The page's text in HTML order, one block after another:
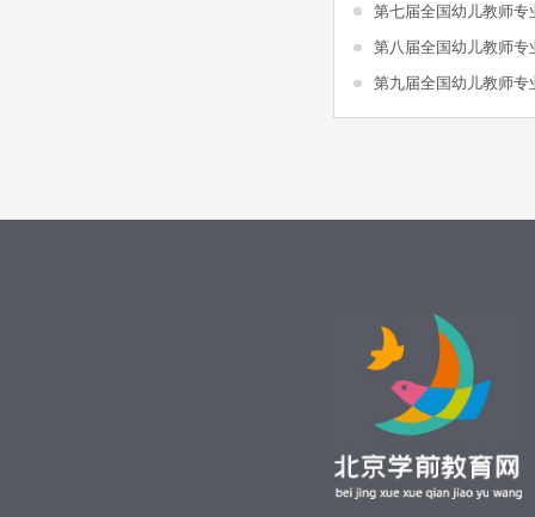
第七届全国幼儿教师专
第八届全国幼儿教师专
第九届全国幼儿教师专